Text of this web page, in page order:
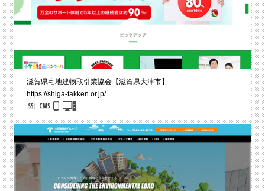
滋賀県宅地建物取引業協会【滋賀県大津市】
https://shiga-takken.or.jp/